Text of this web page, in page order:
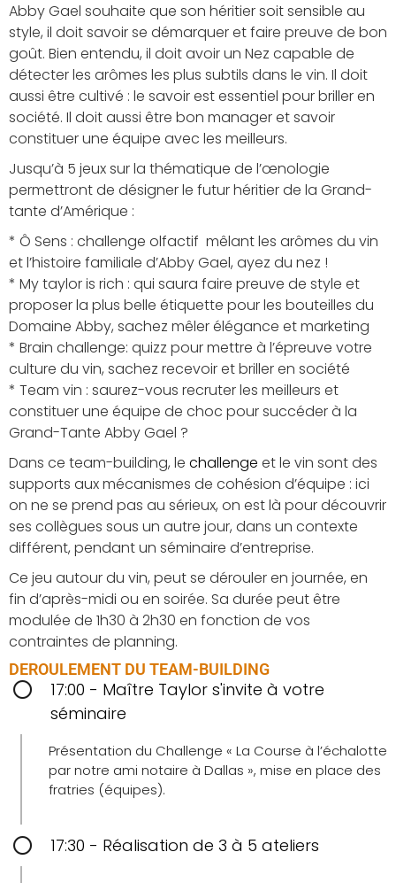
Abby Gael souhaite que son héritier soit sensible au
style, il doit savoir se démarquer et faire preuve de bon
goût. Bien entendu, il doit avoir un Nez capable de
détecter les arômes les plus subtils dans le vin. Il doit
aussi être cultivé : le savoir est essentiel pour briller en
société. Il doit aussi être bon manager et savoir
constituer une équipe avec les meilleurs.
Jusqu’à 5 jeux sur la thématique de l’œnologie
permettront de désigner le futur héritier de la Grand-
tante d’Amérique :
* Ô Sens : challenge olfactif mêlant les arômes du vin
et l’histoire familiale d’Abby Gael, ayez du nez !
* My taylor is rich : qui saura faire preuve de style et
proposer la plus belle étiquette pour les bouteilles du
Domaine Abby, sachez mêler élégance et marketing
* Brain challenge: quizz pour mettre à l’épreuve votre
culture du vin, sachez recevoir et briller en société
* Team vin : saurez-vous recruter les meilleurs et
constituer une équipe de choc pour succéder à la
Grand-Tante Abby Gael ?
Dans ce team-building, le challenge et le vin sont des
supports aux mécanismes de cohésion d’équipe : ici
on ne se prend pas au sérieux, on est là pour découvrir
ses collègues sous un autre jour, dans un contexte
différent, pendant un séminaire d’entreprise.
Ce jeu autour du vin, peut se dérouler en journée, en
fin d’après-midi ou en soirée. Sa durée peut être
modulée de 1h30 à 2h30 en fonction de vos
contraintes de planning.
DEROULEMENT DU TEAM-BUILDING
17:00 - Maître Taylor s'invite à votre
séminaire
Présentation du Challenge « La Course à l’échalotte
par notre ami notaire à Dallas », mise en place des
fratries (équipes).
17:30 - Réalisation de 3 à 5 ateliers